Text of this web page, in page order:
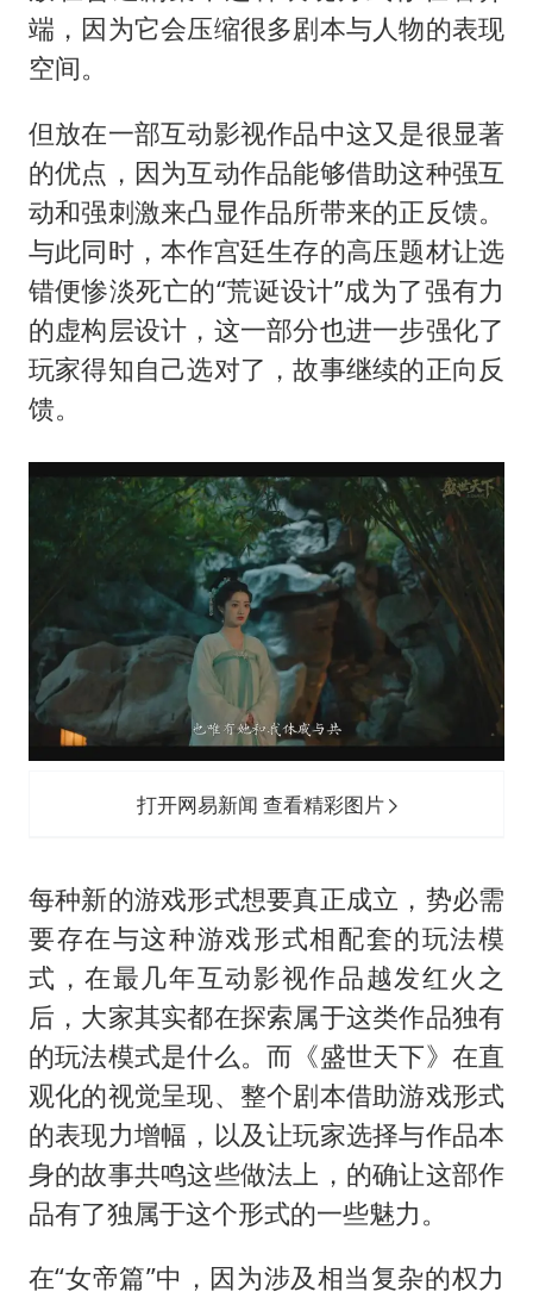
端，因为它会压缩很多剧本与人物的表现
空间。
但放在一部互动影视作品中这又是很显著
的优点，因为互动作品能够借助这种强互
动和强刺激来凸显作品所带来的正反馈。
与此同时，本作宫廷生存的高压题材让选
错便惨淡死亡的“荒诞设计”成为了强有力
的虚构层设计，这一部分也进一步强化了
玩家得知自己选对了，故事继续的正向反
馈。
打开网易新闻 查看精彩图片
每种新的游戏形式想要真正成立，势必需
要存在与这种游戏形式相配套的玩法模
式，在最几年互动影视作品越发红火之
后，大家其实都在探索属于这类作品独有
的玩法模式是什么。而《盛世天下》在直
观化的视觉呈现、整个剧本借助游戏形式
的表现力增幅，以及让玩家选择与作品本
身的故事共鸣这些做法上，的确让这部作
品有了独属于这个形式的一些魅力。
在“女帝篇”中，因为涉及相当复杂的权力